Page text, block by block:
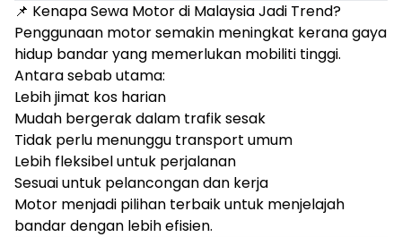
📌 Kenapa Sewa Motor di Malaysia Jadi Trend?
Penggunaan motor semakin meningkat kerana gaya
hidup bandar yang memerlukan mobiliti tinggi.
Antara sebab utama:
Lebih jimat kos harian
Mudah bergerak dalam trafik sesak
Tidak perlu menunggu transport umum
Lebih fleksibel untuk perjalanan
Sesuai untuk pelancongan dan kerja
Motor menjadi pilihan terbaik untuk menjelajah
bandar dengan lebih efisien.